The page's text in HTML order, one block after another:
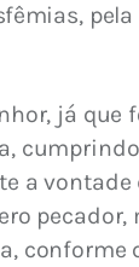
já que
a vontade
conforme